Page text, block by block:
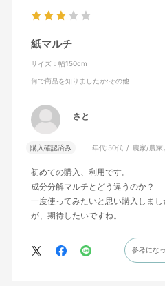
紙マルチ
サイズ：幅150cm
何で商品を知りましたか:その他
さと
購入確認済み 年代:50代 農家/農家
初めての購入、利用です。
成分分解マルチとどう違うのか？
一度使ってみたいと思い購入しま
が、期待したいですね。
参考にな